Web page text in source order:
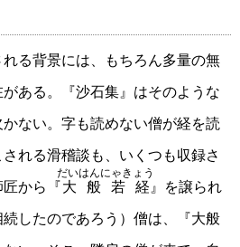
る背景には、もちろん多量の無
ある。『沙石集』はそのような
ない。字も読めない僧が経を読
れる滑稽談も、いくつも収録さ
から『大般若経
だいはんにゃきょう
』を譲られ
したのであろう）僧は、『大般